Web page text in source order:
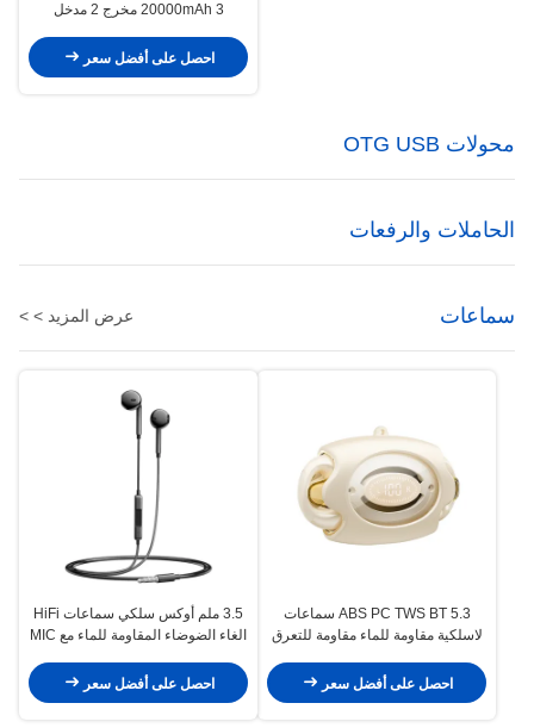
20000mAh 3 مخرج 2 مدخل
احصل على أفضل سعر
محولات OTG USB
الحاملات والرفعات
سماعات عرض المزيد > >
ABS PC TWS BT 5.3 سماعات
لاسلكية مقاومة للماء مقاومة للتعرق
احصل على أفضل سعر
3.5 ملم أوكس سلكي سماعات HiFi
الغاء الضوضاء المقاومة للماء مع MIC
احصل على أفضل سعر